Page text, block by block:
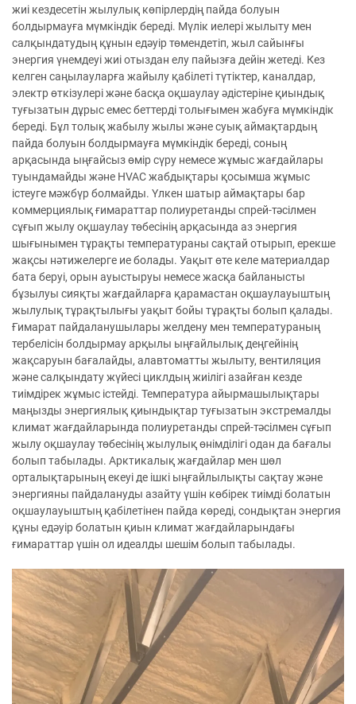
жиі кездесетін жылулық көпірлердің пайда болуын
болдырмауға мүмкіндік береді. Мүлік иелері жылыту мен
салқындатудың құнын едәуір төмендетіп, жыл сайынғы
энергия үнемдеуі жиі отыздан елу пайызға дейін жетеді. Кез
келген саңылауларға жайылу қабілеті түтіктер, каналдар,
электр өткізулері және басқа оқшаулау әдістеріне қиындық
туғызатын дұрыс емес беттерді толығымен жабуға мүмкіндік
береді. Бұл толық жабылу жылы және суық аймақтардың
пайда болуын болдырмауға мүмкіндік береді, соның
арқасында ыңғайсыз өмір сүру немесе жұмыс жағдайлары
туындамайды және HVAC жабдықтары қосымша жұмыс
істеуге мәжбүр болмайды. Үлкен шатыр аймақтары бар
коммерциялық ғимараттар полиуретанды спрей-тәсілмен
сұғып жылу оқшаулау төбесінің арқасында аз энергия
шығынымен тұрақты температураны сақтай отырып, ерекше
жақсы нәтижелерге ие болады. Уақыт өте келе материалдар
бата беруі, орын ауыстыруы немесе жасқа байланысты
бұзылуы сияқты жағдайларға қарамастан оқшаулауыштың
жылулық тұрақтылығы уақыт бойы тұрақты болып қалады.
Ғимарат пайдаланушылары желдену мен температураның
тербелісін болдырмау арқылы ыңғайлылық деңгейінің
жақсаруын бағалайды, алавтоматты жылыту, вентиляция
және салқындату жүйесі циклдың жиілігі азайған кезде
тиімдірек жұмыс істейді. Температура айырмашылықтары
маңызды энергиялық қиындықтар туғызатын экстремалды
климат жағдайларында полиуретанды спрей-тәсілмен сұғып
жылу оқшаулау төбесінің жылулық өнімділігі одан да бағалы
болып табылады. Арктикалық жағдайлар мен шөл
орталықтарының екеуі де ішкі ыңғайлылықты сақтау және
энергияны пайдалануды азайту үшін көбірек тиімді болатын
оқшаулауыштың қабілетінен пайда көреді, сондықтан энергия
құны едәуір болатын қиын климат жағдайларындағы
ғимараттар үшін ол идеалды шешім болып табылады.